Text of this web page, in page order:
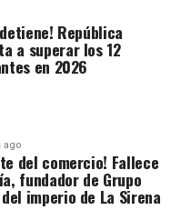
República
a superar los 12
en 2026
ago
del comercio! Fallece
fundador de Grupo
imperio de La Sirena